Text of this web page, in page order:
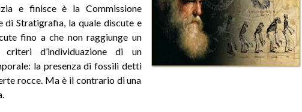
e finisce è la Commissione
di Stratigrafia, la quale discute e
fino a che non raggiunge un
criteri d’individuazione di un
la presenza di fossili detti
rocce. Ma è il contrario di una